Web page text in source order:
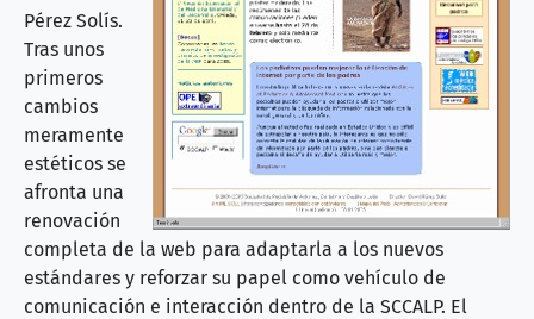
Pérez Solís.
Tras unos
primeros
cambios
meramente
estéticos se
afronta una
renovación
completa de la web para adaptarla a los nuevos
estándares y reforzar su papel como vehículo de
comunicación e interacción dentro de la SCCALP. El